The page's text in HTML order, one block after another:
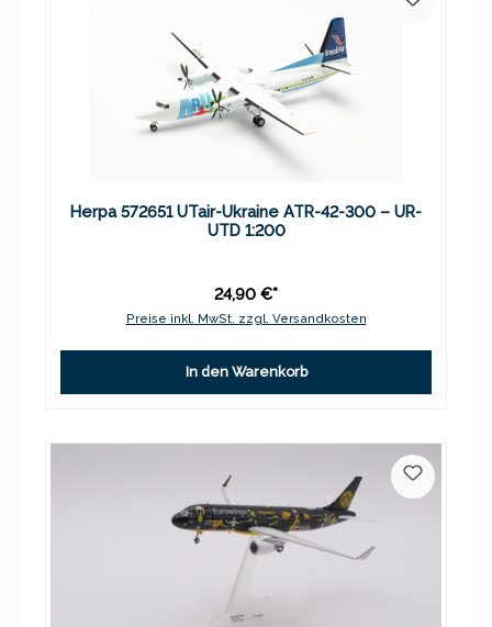
Herpa 572651 UTair-Ukraine ATR-42-300 – UR-
UTD 1:200
24,90 €*
Preise inkl. MwSt. zzgl. Versandkosten
In den Warenkorb